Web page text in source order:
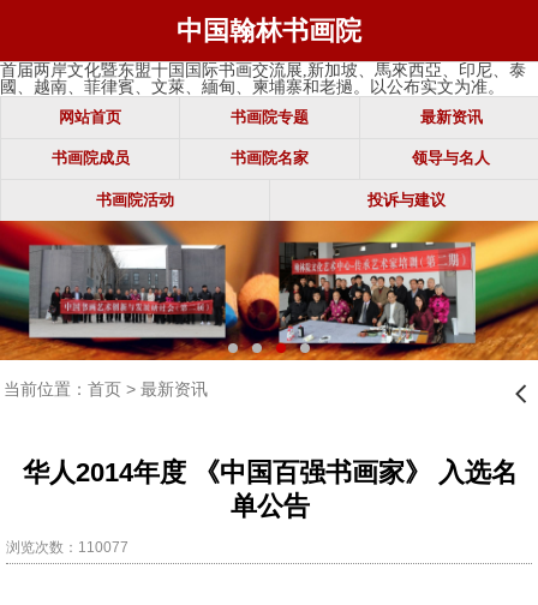
中国翰林书画院
首届两岸文化暨东盟十国国际书画交流展,新加坡、馬來西亞、印尼、泰
國、越南、菲律賓、文萊、緬甸、柬埔寨和老撾。以公布实文为准。
网站首页 书画院专题 最新资讯
书画院成员 书画院名家 领导与名人
书画院活动 投诉与建议
当前位置： 首页> 最新资讯 󰊒
华人2014年度 《中国百强书画家》 入选名
单公告
浏览次数：110077